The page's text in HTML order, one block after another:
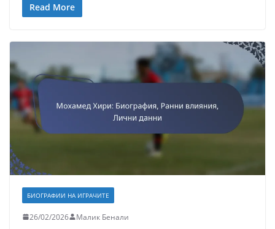
Read More
БИОГРАФИИ НА ИГРАЧИТЕ
26/02/2026 Малик Бенали